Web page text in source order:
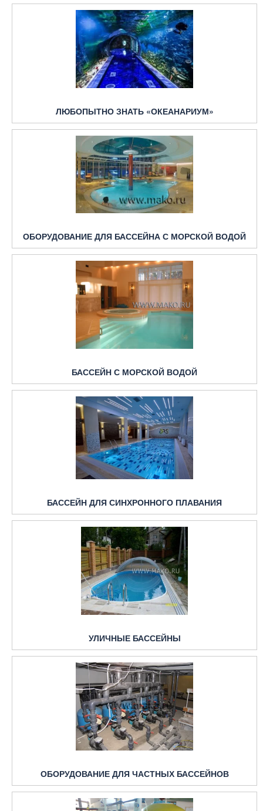
ЛЮБОПЫТНО ЗНАТЬ «ОКЕАНАРИУМ»
ОБОРУДОВАНИЕ ДЛЯ БАССЕЙНА С МОРСКОЙ ВОДОЙ
БАССЕЙН С МОРСКОЙ ВОДОЙ
БАССЕЙН ДЛЯ СИНХРОННОГО ПЛАВАНИЯ
УЛИЧНЫЕ БАССЕЙНЫ
ОБОРУДОВАНИЕ ДЛЯ ЧАСТНЫХ БАССЕЙНОВ